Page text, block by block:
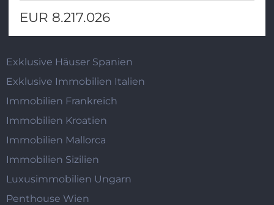
EUR 8.217.026
Exklusive Häuser Spanien
Exklusive Immobilien Italien
Immobilien Frankreich
Immobilien Kroatien
Immobilien Mallorca
Immobilien Sizilien
Luxusimmobilien Ungarn
Penthouse Wien